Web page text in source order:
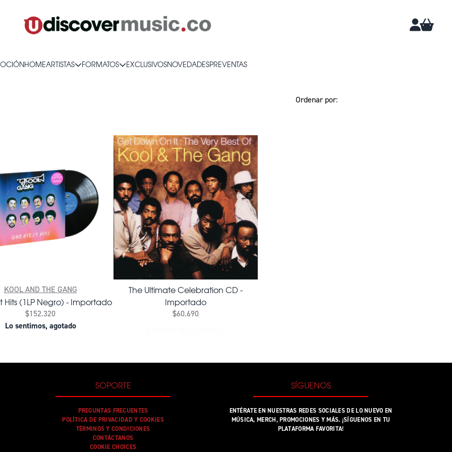
HOMEARTISTAS FORMATOS EXCLUSIVOSNOVEDADESPREVENTAS
KOOL AND THE GANG
Hits (1LP Negro) - Importado
$152.320
Lo sentimos, agotado
The Ultimate Celebration CD -
Importado
$60.690
SOPORTE
PREGUNTAS FRECUENTES
POLÍTICA DE PRIVACIDAD Y COOKIES
TÉRMINOS Y CONDICIONES
CONTÁCTANOS
COOKIE CHOICES
SÍGUENOS
ENTÉRATE EN NUESTRAS REDES SOCIALES DE LO NUEVO EN
MÚSICA, MERCH, PROMOCIONES Y MÁS. ¡SÍGUENOS EN TU
PLATAFORMA FAVORITA!